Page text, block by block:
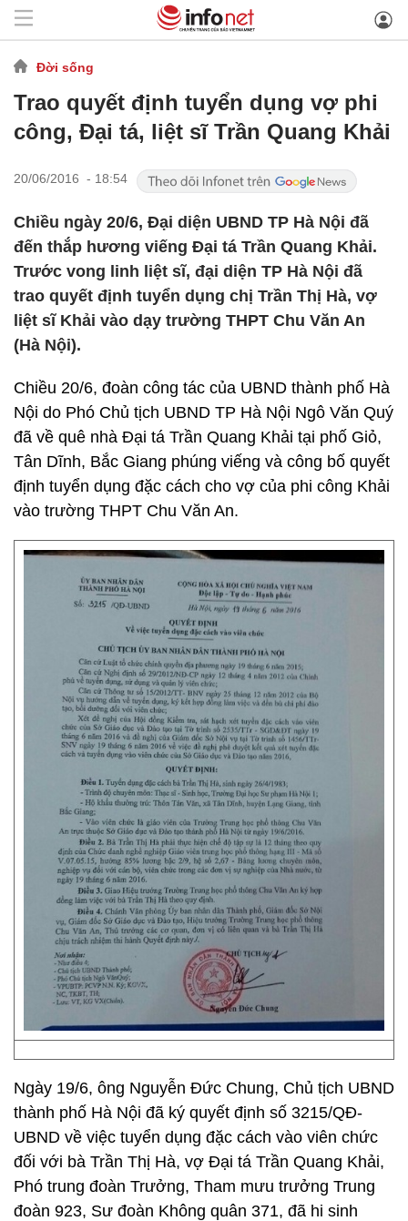
Đời sống
Trao quyết định tuyển dụng vợ phi
công, Đại tá, liệt sĩ Trần Quang Khải
20/06/2016 - 18:54
Chiều ngày 20/6, Đại diện UBND TP Hà Nội đã
đến thắp hương viếng Đại tá Trần Quang Khải.
Trước vong linh liệt sĩ, đại diện TP Hà Nội đã
trao quyết định tuyển dụng chị Trần Thị Hà, vợ
liệt sĩ Khải vào dạy trường THPT Chu Văn An
(Hà Nội).
Chiều 20/6, đoàn công tác của UBND thành phố Hà
Nội do Phó Chủ tịch UBND TP Hà Nội Ngô Văn Quý
đã về quê nhà Đại tá Trần Quang Khải tại phố Giỏ,
Tân Dĩnh, Bắc Giang phúng viếng và công bố quyết
định tuyển dụng đặc cách cho vợ của phi công Khải
vào trường THPT Chu Văn An.
Ngày 19/6, ông Nguyễn Đức Chung, Chủ tịch UBND
thành phố Hà Nội đã ký quyết định số 3215/QĐ-
UBND về việc tuyển dụng đặc cách vào viên chức
đối với bà Trần Thị Hà, vợ Đại tá Trần Quang Khải,
Phó trung đoàn Trưởng, Tham mưu trưởng Trung
đoàn 923, Sư đoàn Không quân 371, đã hi sinh